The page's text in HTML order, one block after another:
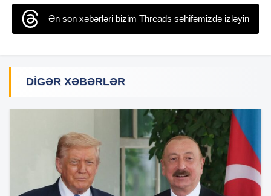
Ən son xəbərləri bizim Threads səhifəmizdə izləyin
DIGƏR XƏBƏRLƏR